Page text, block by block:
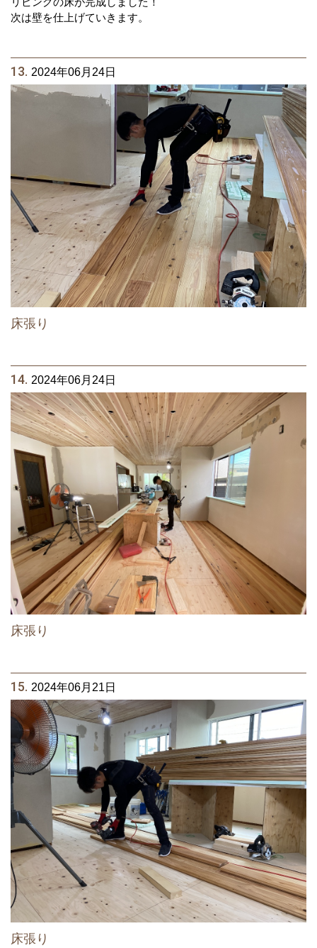
次は壁を仕上げていきます。
13. 2024年06月24日
床張り
14. 2024年06月24日
床張り
15. 2024年06月21日
床張り